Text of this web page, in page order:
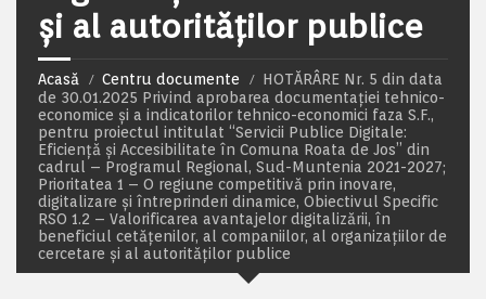
și al autorităților publice
Acasă Centru documente
HOTĂRÂRE Nr. 5 din data
de 30.01.2025 Privind aprobarea documentației tehnico-
economice și a indicatorilor tehnico-economici faza S.F.,
pentru proiectul intitulat “Servicii Publice Digitale:
Eficiență și Accesibilitate în Comuna Roata de Jos” din
cadrul – Programul Regional, Sud-Muntenia 2021-2027;
Prioritatea 1 – O regiune competitivă prin inovare,
digitalizare și întreprinderi dinamice, Obiectivul Specific
RSO 1.2 – Valorificarea avantajelor digitalizării, în
beneficiul cetățenilor, al companiilor, al organizațiilor de
cercetare și al autorităților publice